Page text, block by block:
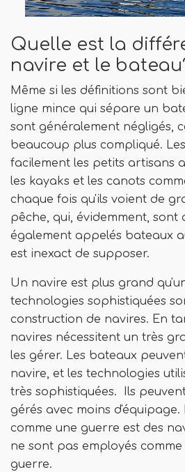
Quelle est la
navire et le
Même si les définitions sont
ligne mince qui sépare un
sont généralement négligés,
beaucoup plus compliqué.
facilement les petits artisans
les kayaks et les canots
chaque fois qu'ils voient de
pêche, qui, évidemment, sont
également appelés bateaux
est inexact de supposer.
Un navire est plus grand
technologies sophistiquées
construction de navires. En
navires nécessitent un très
les gérer. Les bateaux
navire, et les technologies
très sophistiquées. Ils
gérés avec moins
comme une guerre est des
ne sont pas employés
guerre.